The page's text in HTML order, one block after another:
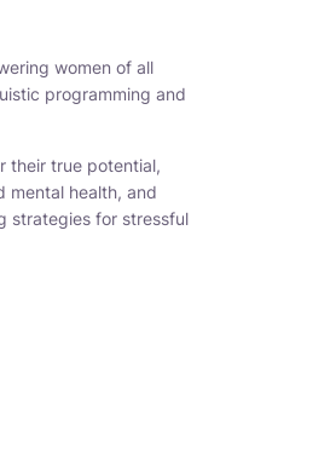
women of all
programming and
their true potential,
mental health, and
strategies for stressful